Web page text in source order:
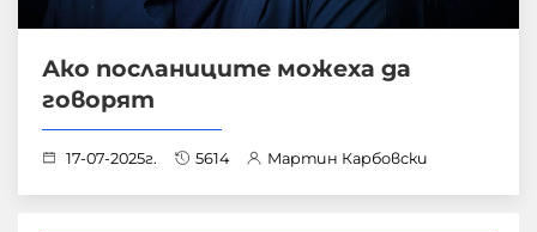
Ако посланиците можеха да
говорят
17-07-2025г. 5614 Мартин Карбовски